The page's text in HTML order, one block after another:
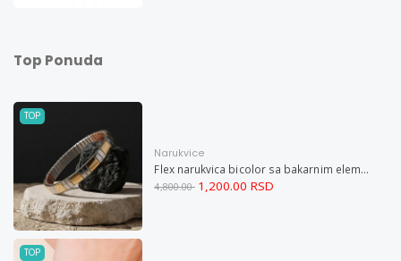
Top Ponuda
TOP
Narukvice
Flex narukvica bicolor sa bakarnim elementima XL
4,800.00 1,200.00 RSD
TOP